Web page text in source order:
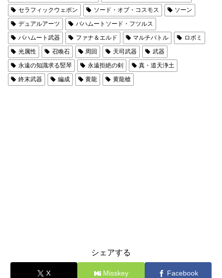
セラフィックウェポン
ソード・オブ・コスモス
ソーン
デュアルアーツ
バハムートソード・フツルス
バハムート武器
ファナ＆エルド マルチバトル
ロボミ
光属性
召喚石 周回 天司武器
武器
永遠の知識求る竪琴
永遠拒絶の剣
真・道天浄土
終末武器
編成 黄龍 黄龍槍
シェアする
X Misskey Facebook